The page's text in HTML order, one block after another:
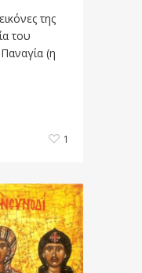
της
του
(η
1